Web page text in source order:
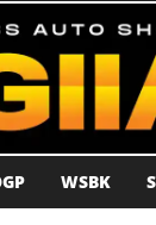
WSBK